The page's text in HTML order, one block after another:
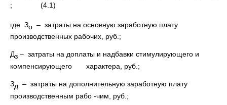
;
(4.1)
где Зо – затраты на основную заработную плату
производственных рабочих, руб.;
Дз – затраты на доплаты и надбавки стимулирующего и
компенсирующего характера, руб.;
Зд – затраты на дополнительную заработную плату
производственным рабо -чим, руб.;